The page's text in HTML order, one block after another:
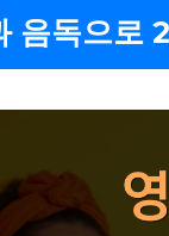
음독으로